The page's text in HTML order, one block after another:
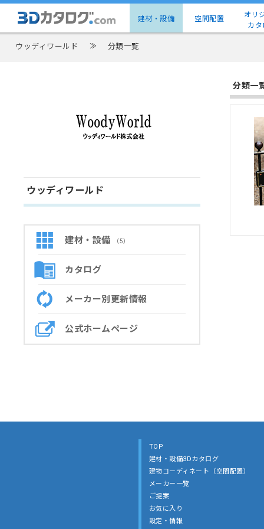
建材・設備 空間配置
オリ
カタ
ウッディワールド ≫ 分類一覧
ウッディワールド
建材・設備 （5）
カタログ
メーカー別更新情報
公式ホームページ
分類一
TOP
建材・設備3Dカタログ
建物コーディネート（空間配置）
メーカー一覧
ご提案
お気に入り
設定・情報